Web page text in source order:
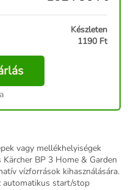
Készleten
1190 Ft
vagy mellékhelyiségek
BP 3 Home & Garden
vízforrások kihasználására.
automatikus start/stop